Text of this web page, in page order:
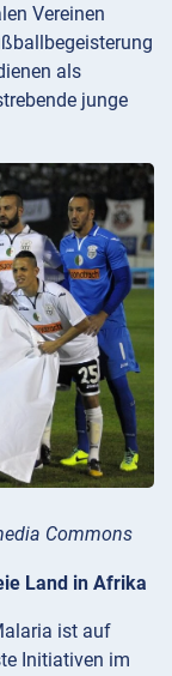
Vereinen
als
junge
Commons
Land in Afrika
ist auf
Initiativen im